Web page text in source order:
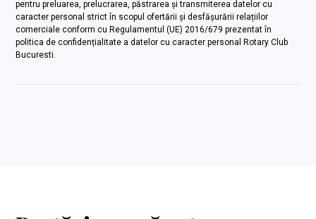
pentru preluarea, prelucrarea, păstrarea și transmiterea datelor cu
caracter personal strict în scopul ofertării și desfășurării relațiilor
comerciale conform cu Regulamentul (UE) 2016/679 prezentat în
politica de confidențialitate a datelor cu caracter personal Rotary Club
Bucuresti.